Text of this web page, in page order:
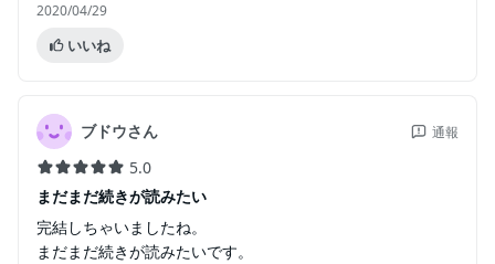
2020/04/29
いいね
ブドウさん 通報
5.0
まだまだ続きが読みたい
完結しちゃいましたね。
まだまだ続きが読みたいです。